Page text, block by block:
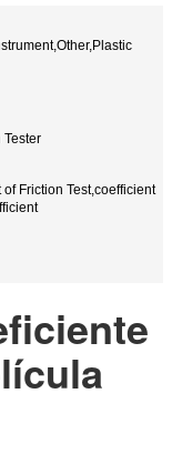
Tester
Friction Test,coefficient